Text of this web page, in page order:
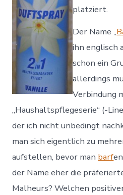
platziert.
Der Name „
ihn englisch
schon ein
allerdings
Verbindung
„Haushaltspflegeserie“ (-
der ich nicht unbedingt
man sich eigentlich zu
aufstellen, bevor man barf
der Name eher die
Malheurs? Welchen